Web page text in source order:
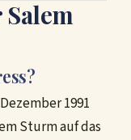
1991
Sturm auf das